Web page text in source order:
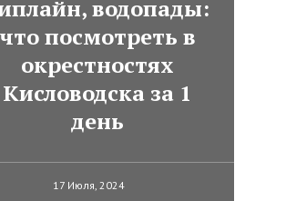
водопады:
что посмотреть в
окрестностях
Кисловодска за 1
день
17 Июля, 2024